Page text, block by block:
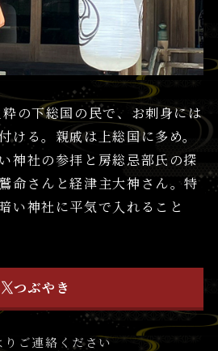
の下総国の民で、お刺身には
ける。親戚は上総国に多め。
神社の参拝と房総忌部氏の探
命さんと経津主大神さん。特
い神社に平気で入れること
つぶやき
ご連絡ください